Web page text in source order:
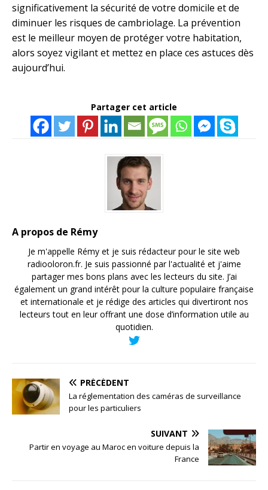
significativement la sécurité de votre domicile et de
diminuer les risques de cambriolage. La prévention
est le meilleur moyen de protéger votre habitation,
alors soyez vigilant et mettez en place ces astuces dès
aujourd’hui.
Partager cet article
A propos de Rémy
Je m'appelle Rémy et je suis rédacteur pour le site web
radiooloron.fr. Je suis passionné par l'actualité et j'aime
partager mes bons plans avec les lecteurs du site. J’ai
également un grand intérêt pour la culture populaire française
et internationale et je rédige des articles qui divertiront nos
lecteurs tout en leur offrant une dose d’information utile au
quotidien.
PRÉCÉDENT
La réglementation des caméras de surveillance
pour les particuliers
SUIVANT
Partir en voyage au Maroc en voiture depuis la
France